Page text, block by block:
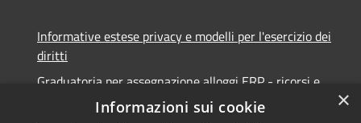
Informative estese privacy e modelli per l'esercizio dei
diritti
Graduatoria per assegnazione alloggi ERP - ricorsi e
×
Informazioni sui cookie